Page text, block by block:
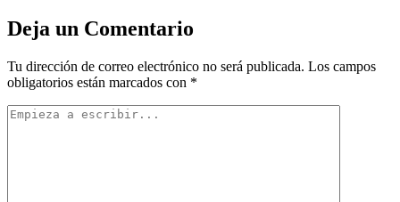
Deja un Comentario
Tu dirección de correo electrónico no será publicada. Los campos
obligatorios están marcados con *